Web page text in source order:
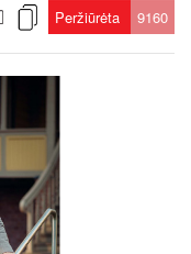
Peržiūrėta 9160